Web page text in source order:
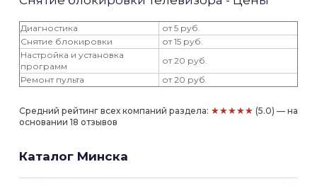
Диагностика
от 5 руб.
Снятие блокировки
от 15 руб.
Настройка и установка
программ
от 20 руб.
Ремонт пульта
от 20 руб.
Средний рейтинг всех компаний раздела: ★★★★★ (5.0) — на
основании 18 отзывов
Каталог Минска